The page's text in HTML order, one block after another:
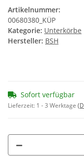
Artikelnummer:
00680380_KÜP
Kategorie: Unterkörbe
Hersteller: BSH
Sofort verfügbar
Lieferzeit: 1 - 3 Werktage